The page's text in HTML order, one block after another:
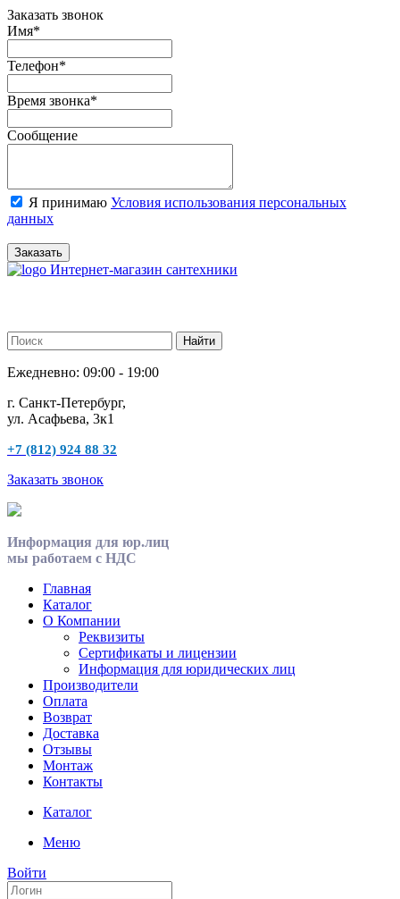
Заказать звонок
Имя*
Телефон*
Время звонка*
Сообщение
Я принимаю Условия использования персональных
данных
Заказать
Интернет-магазин сантехники
Ежедневно: 09:00 - 19:00
г. Санкт-Петербург,
ул. Асафьева, 3к1
+7 (812) 924 88 32
Заказать звонок
Информация для юр.лиц
мы работаем с НДС
Главная
Каталог
О Компании
Реквизиты
Сертификаты и лицензии
Информация для юридических лиц
Производители
Оплата
Возврат
Доставка
Отзывы
Монтаж
Контакты
Каталог
Меню
Войти